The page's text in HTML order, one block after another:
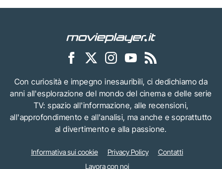
Con curiosità e impegno inesauribili, ci dedichiamo da
anni all'esplorazione del mondo del cinema e delle serie
TV: spazio all'informazione, alle recensioni,
all'approfondimento e all'analisi, ma anche e soprattutto
al divertimento e alla passione.
Informativa sui cookie Privacy Policy
Contatti
Lavora con noi